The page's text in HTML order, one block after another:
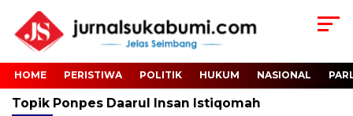
HOME PERISTIWA POLITIK HUKUM NASIONAL
Topik Ponpes Daarul Insan Istiqomah